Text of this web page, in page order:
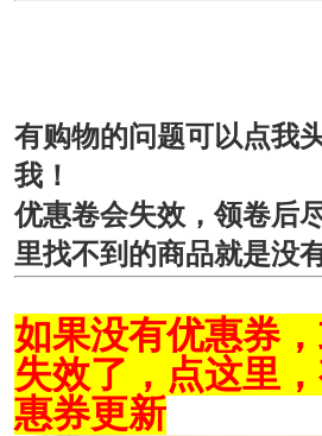
有购物的问题可以点我
我！
优惠卷会失效，领卷后
里找不到的商品就是没
如果没有优惠券
失效了，点这里
惠券更新